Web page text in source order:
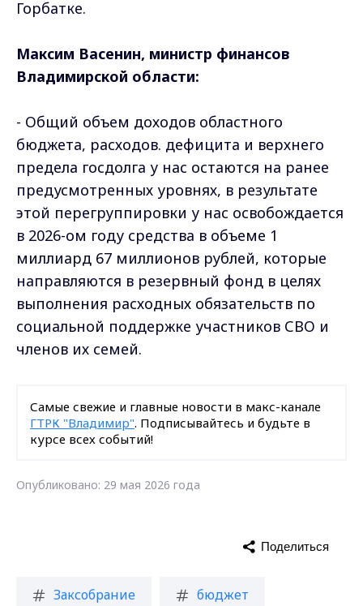
Горбатке.
Максим Васенин, министр финансов
Владимирской области:
- Общий объем доходов областного
бюджета, расходов. дефицита и верхнего
предела госдолга у нас остаются на ранее
предусмотренных уровнях, в результате
этой перегруппировки у нас освобождается
в 2026-ом году средства в объеме 1
миллиард 67 миллионов рублей, которые
направляются в резервный фонд в целях
выполнения расходных обязательств по
социальной поддержке участников СВО и
членов их семей.
Самые свежие и главные новости в макс-канале
ГТРК "Владимир". Подписывайтесь и будьте в
курсе всех событий!
Опубликовано: 29 мая 2026 года
Заксобрание бюджет
Поделиться